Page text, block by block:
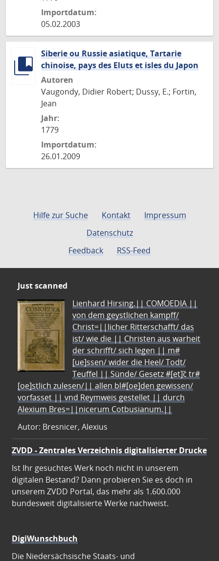
Importdatum:
05.02.2003
Siberie ou Russie asiatique, Tartarie
chinoise, pays des Eluts et isles du Japon
Autoren
Vaugondy, Didier Robert; Dussy, E.; Fortin,
Jean
Jahr:
1779
Importdatum:
26.01.2009
Hilfe zur Suche Kontakt
Impressum
Datenschutz
Feedback
RSS-Feed
Just scanned
Lienhard Hirsing.|| COMOEDIA ||
von dem geystlichen kampff/
Christ=||licher Ritterschafft/ das
ist/ wie die || Christen aus warheit
der schrifft/ sich legen || m#
[ue]ssen/ wider die Heel/ Todt/
Teuffel || Sünde/ Gesetz #[et]c̃ tr#
[oe]stlich zulesen/|| allen bl#[oe]den gewissen/
vorfasset || vnd Reymweis gestellet || durch
Alexium Bres=||nicerum Cotbusianum.||
Autor: Bresnicer, Alexius
ZVDD - Zentrales Verzeichnis digitalisierter Drucke
Ist Ihr gesuchtes Werk noch nicht in unserem
digitalen Bestand? Dann probieren Sie es doch in
unserem ZVDD Portal, das mehr als 1.600.000
bundesweit digitalisierte Werke nachweist.
DigiWunschbuch
Die Niedersächsische Staats- und